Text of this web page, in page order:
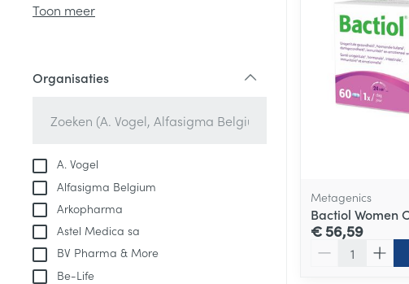
Toon meer
Organisaties
A. Vogel
Alfasigma Belgium
Arkopharma
Astel Medica sa
BV Pharma & More
Be-Life
Metagenics
Bactiol Women
€ 56,59